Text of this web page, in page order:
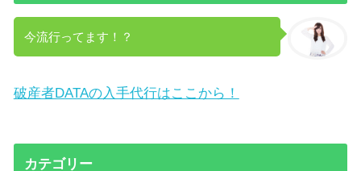
今流行ってます！？
破産者DATAの入手代行はここから！
カテゴリー